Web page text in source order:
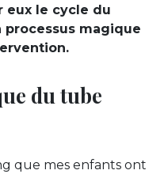
eux le cycle du
processus magique
du tube
que mes enfants ont